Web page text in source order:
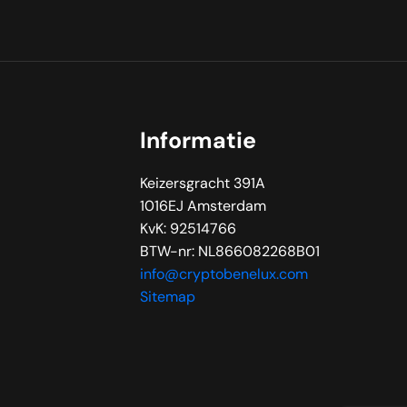
Informatie
Keizersgracht 391A
1016EJ Amsterdam
KvK: 92514766
BTW-nr: NL866082268B01
info@cryptobenelux.com
Sitemap